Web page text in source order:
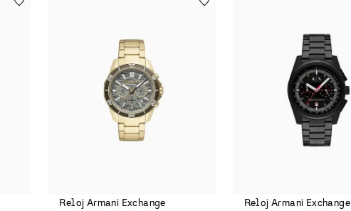
Reloj Armani Exchange Reloj Armani Exchange